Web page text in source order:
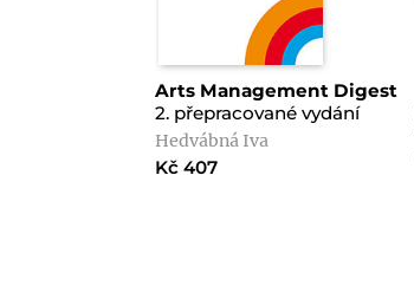
Arts Management Digest
2. přepracované vydání
Hedvábná Iva
Kč 407